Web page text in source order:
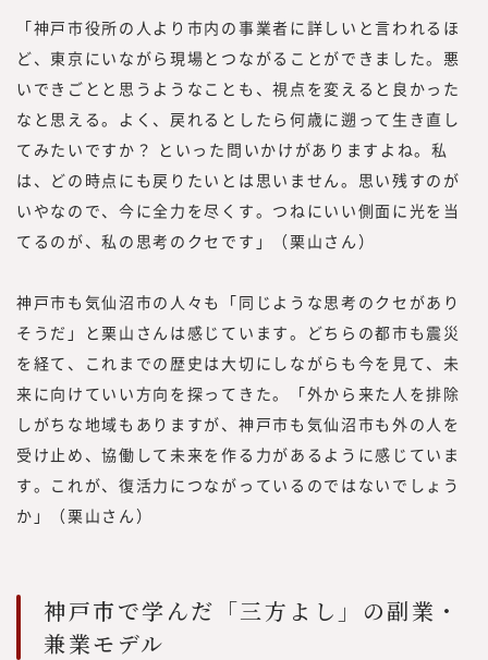
「神戸市役所の人より市内の事業者に詳しいと言われるほ
ど、東京にいながら現場とつながることができました。悪
いできごとと思うようなことも、視点を変えると良かった
なと思える。よく、戻れるとしたら何歳に遡って生き直し
てみたいですか？ といった問いかけがありますよね。私
は、どの時点にも戻りたいとは思いません。思い残すのが
いやなので、今に全力を尽くす。つねにいい側面に光を当
てるのが、私の思考のクセです」（栗山さん）
神戸市も気仙沼市の人々も「同じような思考のクセがあり
そうだ」と栗山さんは感じています。どちらの都市も震災
を経て、これまでの歴史は大切にしながらも今を見て、未
来に向けていい方向を探ってきた。「外から来た人を排除
しがちな地域もありますが、神戸市も気仙沼市も外の人を
受け止め、協働して未来を作る力があるように感じていま
す。これが、復活力につながっているのではないでしょう
か」（栗山さん）
神戸市で学んだ「三方よし」の副業・
兼業モデル